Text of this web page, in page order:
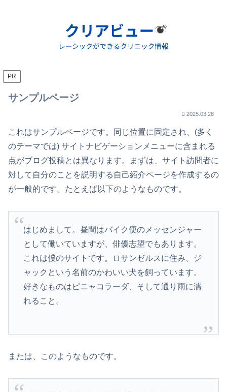
PR
サンプルページ
2025.03.28
これはサンプルページです。同じ位置に固定され、(多く
のテーマでは) サイトナビゲーションメニューに含まれる
点がブログ投稿とは異なります。まずは、サイト訪問者に
対して自分のことを説明する自己紹介ページを作成するの
が一般的です。たとえば以下のようなものです。
はじめまして。昼間はバイク便のメッセンジャー
として働いていますが、俳優志望でもあります。
これは僕のサイトです。ロサンゼルスに住み、ジ
ャックという名前のかわいい犬を飼っています。
好きなものはピニャコラーダ、そして通り雨に濡
れること。
または、このようなものです。